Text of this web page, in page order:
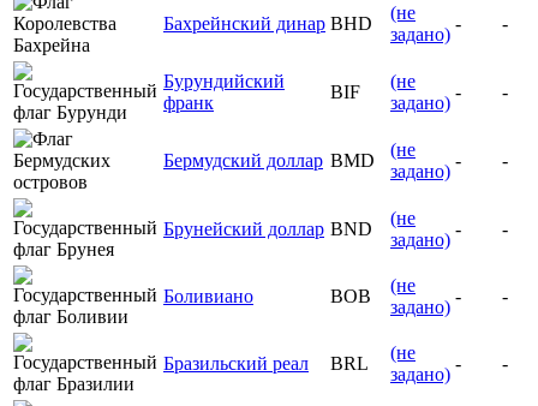
Бахрейнский динар BHD
(не
задано)
- -
Бурундийский
франк
BIF
(не
задано)
- -
Бермудский доллар BMD
(не
задано)
- -
Брунейский доллар BND
(не
задано)
- -
Боливиано BOB
(не
задано)
- -
Бразильский реал BRL
(не
задано)
- -